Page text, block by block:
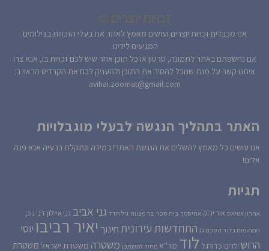
אנו מכבדים זכויות יוצרים ועושים מאמץ לאתר את בעלי הזכויות בצילומים
המגיעים לידינו.
אם נחשפתם באתר לתמונה, סרטון או כל תוכן אחר שיש לכם זכויות בו, אנא צרו
איתנו קשר על מנת שנוכל להסיר את התוכן ולהעניק לכם את הקרדיט הראוי ב:
avihai.zoomat@gmail.com
האתר בתהליך הנגשה לבעלי מוגבלויות
אנו עושים כל מאמץ להשלים את הנגשת האתר! במידה ונתקלת בבעיה אנא פנה
אלינו!
תגיות
אהרון אטיאס אור ירוק אחיסמך בית ספר בר מצווה גיל חדד גני אביב גני איילון דני גונן
המהומות בלוד הסכם גג התחדשות עירוניתחינוך יאיר רביבו יוסי
הרוש ילדים כדורגל לוד מד''א מחיר למשתכן משטרה משטרת ישראל משטרת